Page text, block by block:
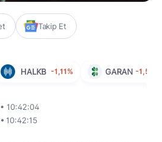
Takip Et
HALKB -1,11% GARAN -1,59%
• 10:42:04
10:42:15